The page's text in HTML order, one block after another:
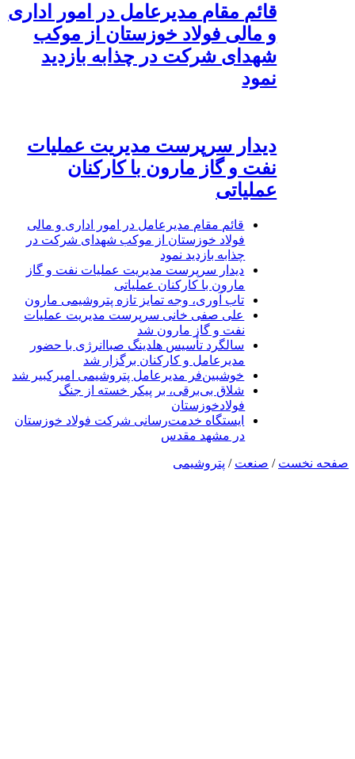
قائم مقام مدیرعامل در امور اداری
و مالی فولاد خوزستان از موکب
شهدای شرکت در چذابه بازدید
نمود
دیدار سرپرست مدیریت عملیات
نفت و گاز مارون با کارکنان
عملیاتی
قائم مقام مدیرعامل در امور اداری و مالی
فولاد خوزستان از موکب شهدای شرکت در
چذابه بازدید نمود
دیدار سرپرست مدیریت عملیات نفت و گاز
مارون با کارکنان عملیاتی
تاب آوری، وجه تمایز تازه پتروشیمی مارون
علی صفی خانی سرپرست مدیریت عملیات
نفت و گاز مارون شد
سالگرد تأسیس هلدینگ صباانرژی با حضور
مدیرعامل و کارکنان برگزار شد
خوشبین‌فر مدیرعامل پتروشیمی امیرکبیر شد
شلاق‌ بی‌برقی، بر پیکر خسته‌ از جنگ
فولادخوزستان
ایستگاه خدمت‌رسانی شرکت فولاد خوزستان
در مشهد مقدس
صفحه نخست / صنعت / پتروشیمی